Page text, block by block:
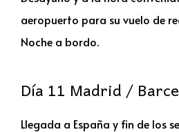
aeropuerto para su vuelo de
Noche a bordo.
Día 11 Madrid /
Llegada a España y fin de los